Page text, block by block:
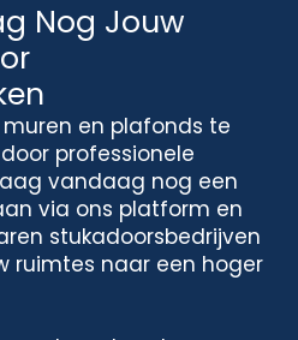
Nog Jouw
en plafonds te
professionele
vandaag nog een
via ons platform en
stukadoorsbedrijven
ruimtes naar een hoger